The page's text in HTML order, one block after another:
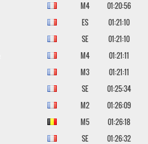
M4
01:20:56
ES
01:21:10
SE
01:21:10
M4
01:21:11
M3
01:21:11
SE
01:25:34
M2
01:26:09
M5
01:26:18
SE
01:26:32